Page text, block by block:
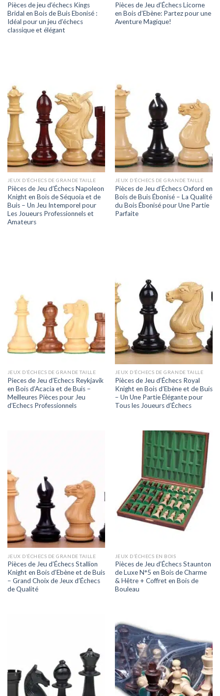
Pièces de jeu d’échecs Kings
Bridal en Bois de Buis Ebonisé :
Idéal pour un jeu d’échecs
classique et élégant
Pièces de Jeu d’Échecs Licorne
en Bois d’Ebène: Partez pour une
Aventure Magique!
JEUX D’ÉCHECS DE GRANDE TAILLE
Pièces de Jeu d’Échecs Napoleon
Knight en Bois de Séquoia et de
Buis – Un Jeu Intemporel pour
Les Joueurs Professionnels et
Amateurs
JEUX D’ÉCHECS DE GRANDE TAILLE
Pièces de Jeu d’Échecs Oxford en
Bois de Buis Ébonisé – La Qualité
du Bois Ébonisé pour Une Partie
Parfaite
JEUX D’ÉCHECS DE GRANDE TAILLE
Pieces de Jeu d’Echecs Reykjavik
en Bois d’Acacia et de Buis –
Meilleures Pièces pour Jeu
d’Echecs Professionnels
JEUX D’ÉCHECS DE GRANDE TAILLE
Pièces de Jeu d’Échecs Royal
Knight en Bois d’Ebène et de Buis
– Un Une Partie Élégante pour
Tous les Joueurs d’Échecs
JEUX D’ÉCHECS DE GRANDE TAILLE
Pièces de Jeu d’Échecs Stallion
Knight en Bois d’Ebène et de Buis
– Grand Choix de Jeux d’Échecs
de Qualité
JEUX D’ÉCHECS EN BOIS
Pièces de Jeu d’Échecs Staunton
de Luxe N°5 en Bois de Charme
& Hêtre + Coffret en Bois de
Bouleau